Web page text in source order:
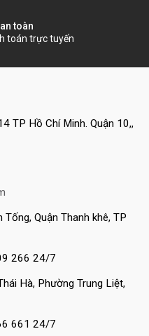
toàn
toán trực tuyến
TP Hồ Chí Minh. Quận 10,,
Quận Thanh khê, TP
266 24/7
Hà, Phường Trung Liệt,
661 24/7